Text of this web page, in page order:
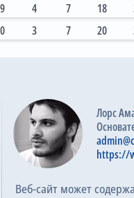
4 7 18
3 7 20
16 тур
Лорс
https://
Веб-сайт может